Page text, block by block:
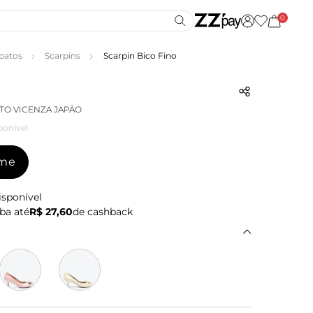
0
Scarpins Scarpin Bico Fino
VICENZA JAPÃO
atéR$ 27,60de cashback